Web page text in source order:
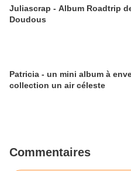
Juliascrap - Album Roadtrip
Doudous
Patricia - un mini album à
collection un air céleste
Commentaires